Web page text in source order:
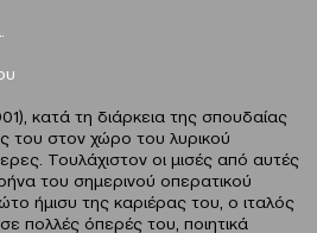
κατά τη διάρκεια της σπουδαίας
του στον χώρο του λυρικού
Τουλάχιστον οι μισές από αυτές
του σημερινού οπερατικού
ήμισυ της καριέρας του, ο ιταλός
πολλές όπερές του, ποιητικά